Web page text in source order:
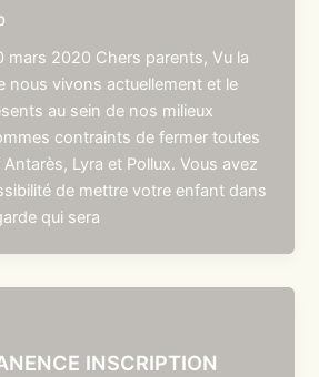
mars 2020 Chers parents, Vu la
nous vivons actuellement et le
au sein de nos milieux
contraints de fermer toutes
Lyra et Pollux. Vous avez
de mettre votre enfant dans
qui sera
INSCRIPTION